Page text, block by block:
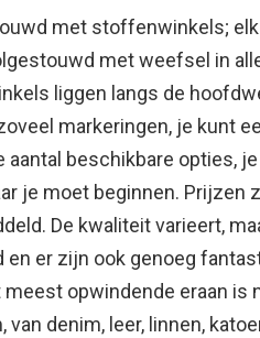
met stoffenwinkels;
met weefsel in
liggen langs de
markeringen, je kunt
aantal beschikbare opties,
je moet beginnen. Prijzen
De kwaliteit varieert,
en er zijn ook genoeg
opwindende eraan is
van denim, leer, linnen,